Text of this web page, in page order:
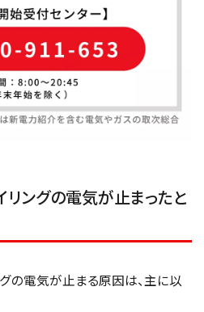
リングの電気が止まったと
の電気が止まる原因は、主に以